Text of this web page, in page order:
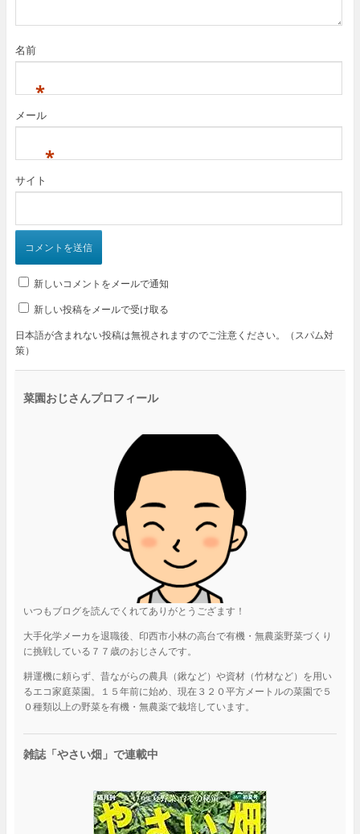
名前
*
メール
*
サイト
新しいコメントをメールで通知
新しい投稿をメールで受け取る
日本語が含まれない投稿は無視されますのでご注意ください。（スパム対
策）
菜園おじさんプロフィール
いつもブログを読んでくれてありがとうござます！
大手化学メーカを退職後、印西市小林の高台で有機・無農薬野菜づくり
に挑戦している７７歳のおじさんです。
耕運機に頼らず、昔ながらの農具（鍬など）や資材（竹材など）を用い
るエコ家庭菜園。１５年前に始め、現在３２０平方メートルの菜園で５
０種類以上の野菜を有機・無農薬で栽培しています。
雑誌「やさい畑」で連載中